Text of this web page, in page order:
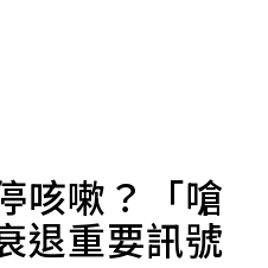
咳嗽？「嗆
退重要訊號